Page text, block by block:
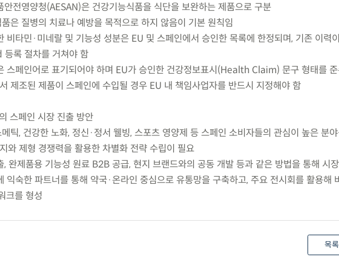
안전영양청(AESAN)은 건강기능식품을 식단을 보완하는 제품으로 구분
은 질병의 치료나 예방을 목적으로 하지 않음이 기본 원칙임
비타민·미네랄 및 기능성 성분은 EU 및 스페인에서 승인한 목록에 한정되며, 기존 이력
록 절차를 거쳐야 함
스페인어로 표기되어야 하며 EU가 승인한 건강정보표시(Health Claim) 문구 형태를
제조된 제품이 스페인에 수입될 경우 EU 내 책임사업자를 반드시 지정해야 함
스페인 시장 진출 방안
틱, 건강한 노화, 정신·정서 웰빙, 스포츠 영양제 등 스페인 소비자들의 관심이 높은 분
와 제형 경쟁력을 활용한 차별화 전략 수립이 필요
, 완제품용 기능성 원료 B2B 공급, 현지 브랜드와의 공동 개발 등과 같은 방법을 통해 시
익숙한 파트너를 통해 약국·온라인 중심으로 유통망을 구축하고, 주요 전시회를 활용해
크를 형성
목